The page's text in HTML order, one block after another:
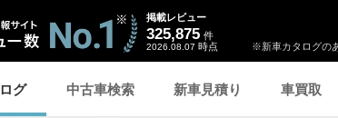
※新車カタログの
掲載レビュー
325,875 件
2026.08.07 時点
グ 中古車検索 新車見積り 車買取